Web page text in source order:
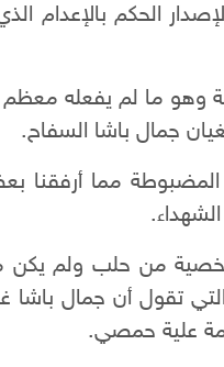
الحكم بالإعدام
وهو ما لم يفعله
جمال باشا السفاح.
مما أرفقنا
من حلب ولم يكن
تقول أن جمال باشا
علية حمصي.